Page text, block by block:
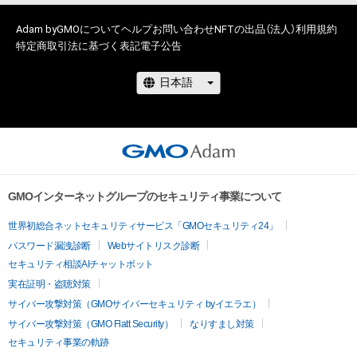
このアイテムに関するお問い合わせ先
X(旧Twitter)
@masakikazusa
Adam byGMOについてヘルプお問い合わせNFTの出品（法人）利用規約
特定商取引法に基づく表記電子公告
GMOインターネットグループのセキュリティ事業について
世界初総合ネットセキュリティサービス「GMOセキュリティ24」
パスワード漏洩診断
Webサイトリスク診断
セキュリティ相談AIチャットボット
実在証明・盗聴対策
サイバー攻撃対策（GMOサイバーセキュリティ byイエラエ）
サイバー攻撃対策（GMO Flatt Security）
なりすまし対策
セキュリティ事業の軌跡